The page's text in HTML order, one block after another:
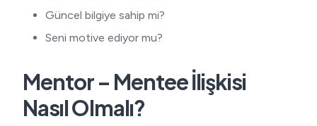
Güncel bilgiye sahip mi?
Seni motive ediyor mu?
Mentor – Mentee İlişkisi
Nasıl Olmalı?